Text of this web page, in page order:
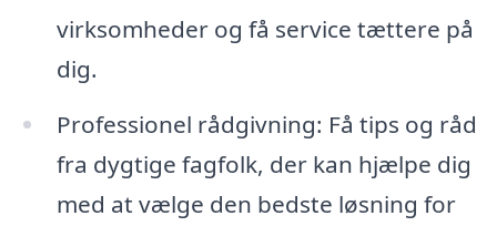
virksomheder og få service tættere på
dig.
Professionel rådgivning: Få tips og råd
fra dygtige fagfolk, der kan hjælpe dig
med at vælge den bedste løsning for